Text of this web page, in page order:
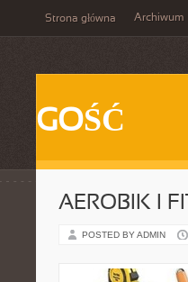
Strona główna Archiwum
GOŚĆ
AEROBIK I
POSTED BY ADMIN